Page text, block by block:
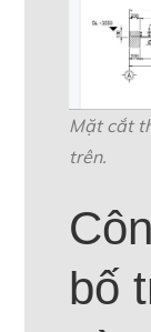
Mặt cắt
trên.
bố